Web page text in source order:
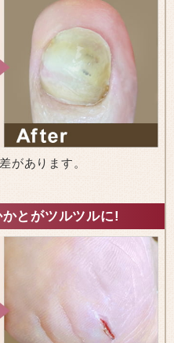
があります。
とがツルツルに!